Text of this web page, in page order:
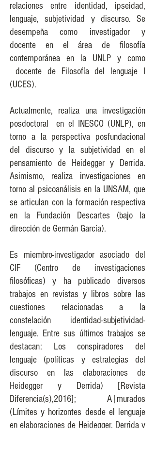
relaciones entre identidad, ipseidad,
lenguaje, subjetividad y discurso. Se
desempeña como investigador y
docente en el área de filosofía
contemporánea en la UNLP y como
docente de Filosofía del lenguaje I
(UCES).
Actualmente, realiza una investigación
posdoctoral en el INESCO (UNLP), en
torno a la perspectiva posfundacional
del discurso y la subjetividad en el
pensamiento de Heidegger y Derrida.
Asimismo, realiza investigaciones en
torno al psicoanálisis en la UNSAM, que
se articulan con la formación respectiva
en la Fundación Descartes (bajo la
dirección de Germán García).
Es miembro-investigador asociado del
CIF (Centro de investigaciones
filosóficas) y ha publicado diversos
trabajos en revistas y libros sobre las
cuestiones relacionadas a la
constelación identidad-subjetividad-
lenguaje. Entre sus últimos trabajos se
destacan: Los conspiradores del
lenguaje (políticas y estrategias del
discurso en las elaboraciones de
Heidegger y Derrida) [Revista
Diferencia(s),2016]; A|murados
(Límites y horizontes desde el lenguaje
en elaboraciones de Heidegger, Derrida y